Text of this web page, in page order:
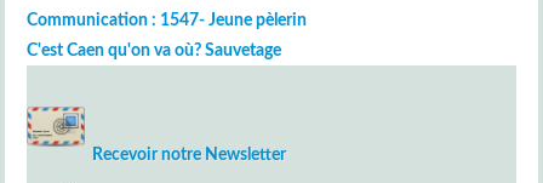
Communication : 1547- Jeune pèlerin
C'est Caen qu'on va où? Sauvetage
Recevoir notre Newsletter